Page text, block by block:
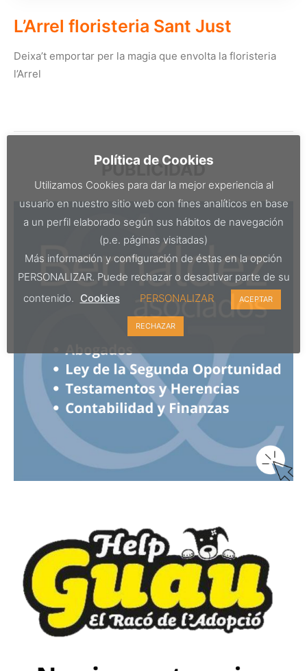
L’Arrel floristeria Sant Just
Deixa’t emportar per la magia que envolta la floristeria
l’Arrel
PUBLICIDAD
Política de Cookies
Utilizamos Cookies para dar la mejor experiencia al
usuario en nuestro sitio web con fines analíticos en base
a un perfil elaborado según sus hábitos de navegación
(p.e. páginas visitadas)
Más información y configuración de éstas en la opción
PERSONALIZAR. Puede rechazar o desactivar parte de su
contenido. Cookies PERSONALIZAR ACEPTAR
RECHAZAR